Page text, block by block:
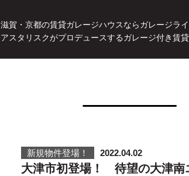
滋賀・京都の賃貸ガレージハウスならガレージラ
アスタリスクがプロデュースするガレージ付き賃
新規物件登場！ 2022.04.02
大津市初登場！ 待望の大津南